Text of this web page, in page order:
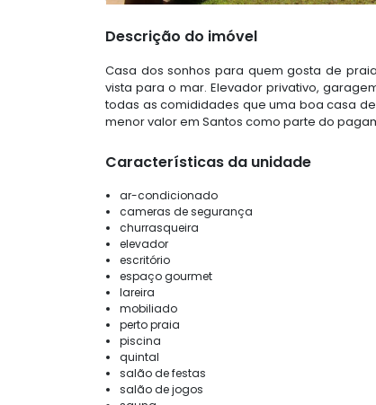
Descrição do imóvel
Casa dos sonhos para quem gosta de
vista para o mar. Elevador privativo,
todas as comididades que uma boa casa
menor valor em Santos como parte do
Características da unidade
ar-condicionado
cameras de segurança
churrasqueira
elevador
escritório
espaço gourmet
lareira
mobiliado
perto praia
piscina
quintal
salão de festas
salão de jogos